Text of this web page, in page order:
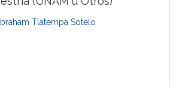
Tlatempa Sotelo